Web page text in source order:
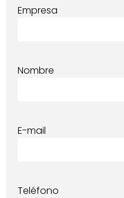
Empresa
Nombre
E-mail
Teléfono